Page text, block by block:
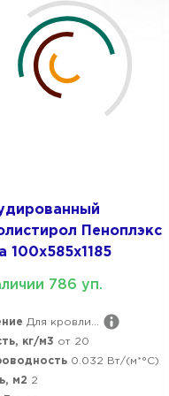
Пеноплэкс
100х585х1185
786 уп.
Для кровли...
кг/м3 от 20
0.032 Вт/(м*°C)
м2 2
Утеплитель Тизол
ПЕРЕЙТИ
Утеплитель Xotpipe
ПЕРЕЙТИ